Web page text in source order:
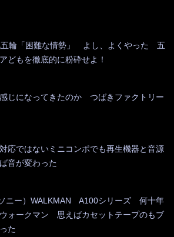
五輪「困難な情勢」 よし、よくやった 五
どもを徹底的に粉砕せよ！
じになってきたのか つばきファクトリー
応ではないミニコンポでも再生機器と音源
音が変わった
ニー）WALKMAN A100シリーズ 何十年
ォークマン 思えばカセットテープのもブ
た